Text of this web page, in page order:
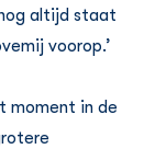
altijd staat
voorop.’
moment in de